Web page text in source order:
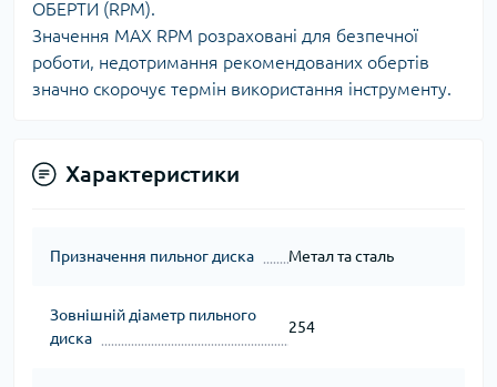
ОБЕРТИ (RPM).
Значення MAX RPM розраховані для безпечної
роботи, недотримання рекомендованих обертів
значно скорочує термін використання інструменту.
Характеристики
Призначення пильног диска Метал та сталь
Зовнішній діаметр пильного
диска
254